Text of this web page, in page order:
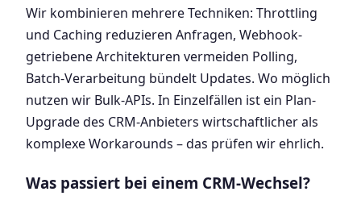
Wir kombinieren mehrere Techniken: Throttling
und Caching reduzieren Anfragen, Webhook-
getriebene Architekturen vermeiden Polling,
Batch-Verarbeitung bündelt Updates. Wo möglich
nutzen wir Bulk-APIs. In Einzelfällen ist ein Plan-
Upgrade des CRM-Anbieters wirtschaftlicher als
komplexe Workarounds – das prüfen wir ehrlich.
Was passiert bei einem CRM-Wechsel?